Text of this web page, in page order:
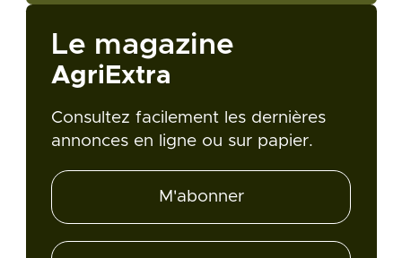
Le magazine
AgriExtra
Consultez facilement les dernières
annonces en ligne ou sur papier.
M'abonner